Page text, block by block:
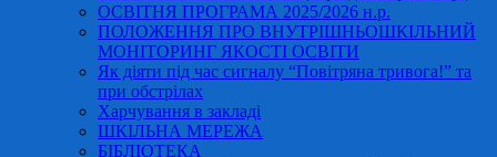
ОСВІТНЯ ПРОГРАМА 2025/2026 н.р.
ПОЛОЖЕННЯ ПРО ВНУТРІШНЬОШКІЛЬНИЙ
МОНІТОРИНГ ЯКОСТІ ОСВІТИ
Як діяти під час сигналу “Повітряна тривога!” та
при обстрілах
Харчування в закладі
ШКІЛЬНА МЕРЕЖА
БІБЛІОТЕКА